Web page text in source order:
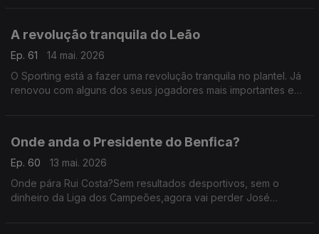
A revolução tranquila do Leão
Ep. 61
14 mai. 2026
O Sporting está a fazer uma revolução tranquila no plantel. Já
renovou com alguns dos seus jogadores mais importantes e
Onde anda o Presidente do Benfica?
Ep. 60
13 mai. 2026
Onde pára Rui Costa?Sem resultados desportivos, sem o
dinheiro da Liga dos Campeões,agora vai perder José